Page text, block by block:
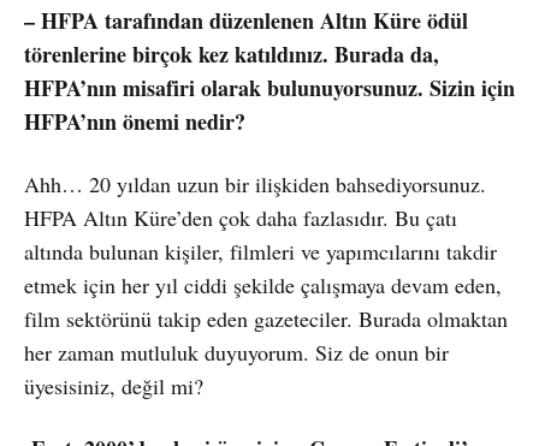
– HFPA tarafından düzenlenen Altın Küre ödül
törenlerine birçok kez katıldınız. Burada da,
HFPA’nın misafiri olarak bulunuyorsunuz. Sizin için
HFPA’nın önemi nedir?
Ahh… 20 yıldan uzun bir ilişkiden bahsediyorsunuz.
HFPA Altın Küre’den çok daha fazlasıdır. Bu çatı
altında bulunan kişiler, filmleri ve yapımcılarını takdir
etmek için her yıl ciddi şekilde çalışmaya devam eden,
film sektörünü takip eden gazeteciler. Burada olmaktan
her zaman mutluluk duyuyorum. Siz de onun bir
üyesisiniz, değil mi?